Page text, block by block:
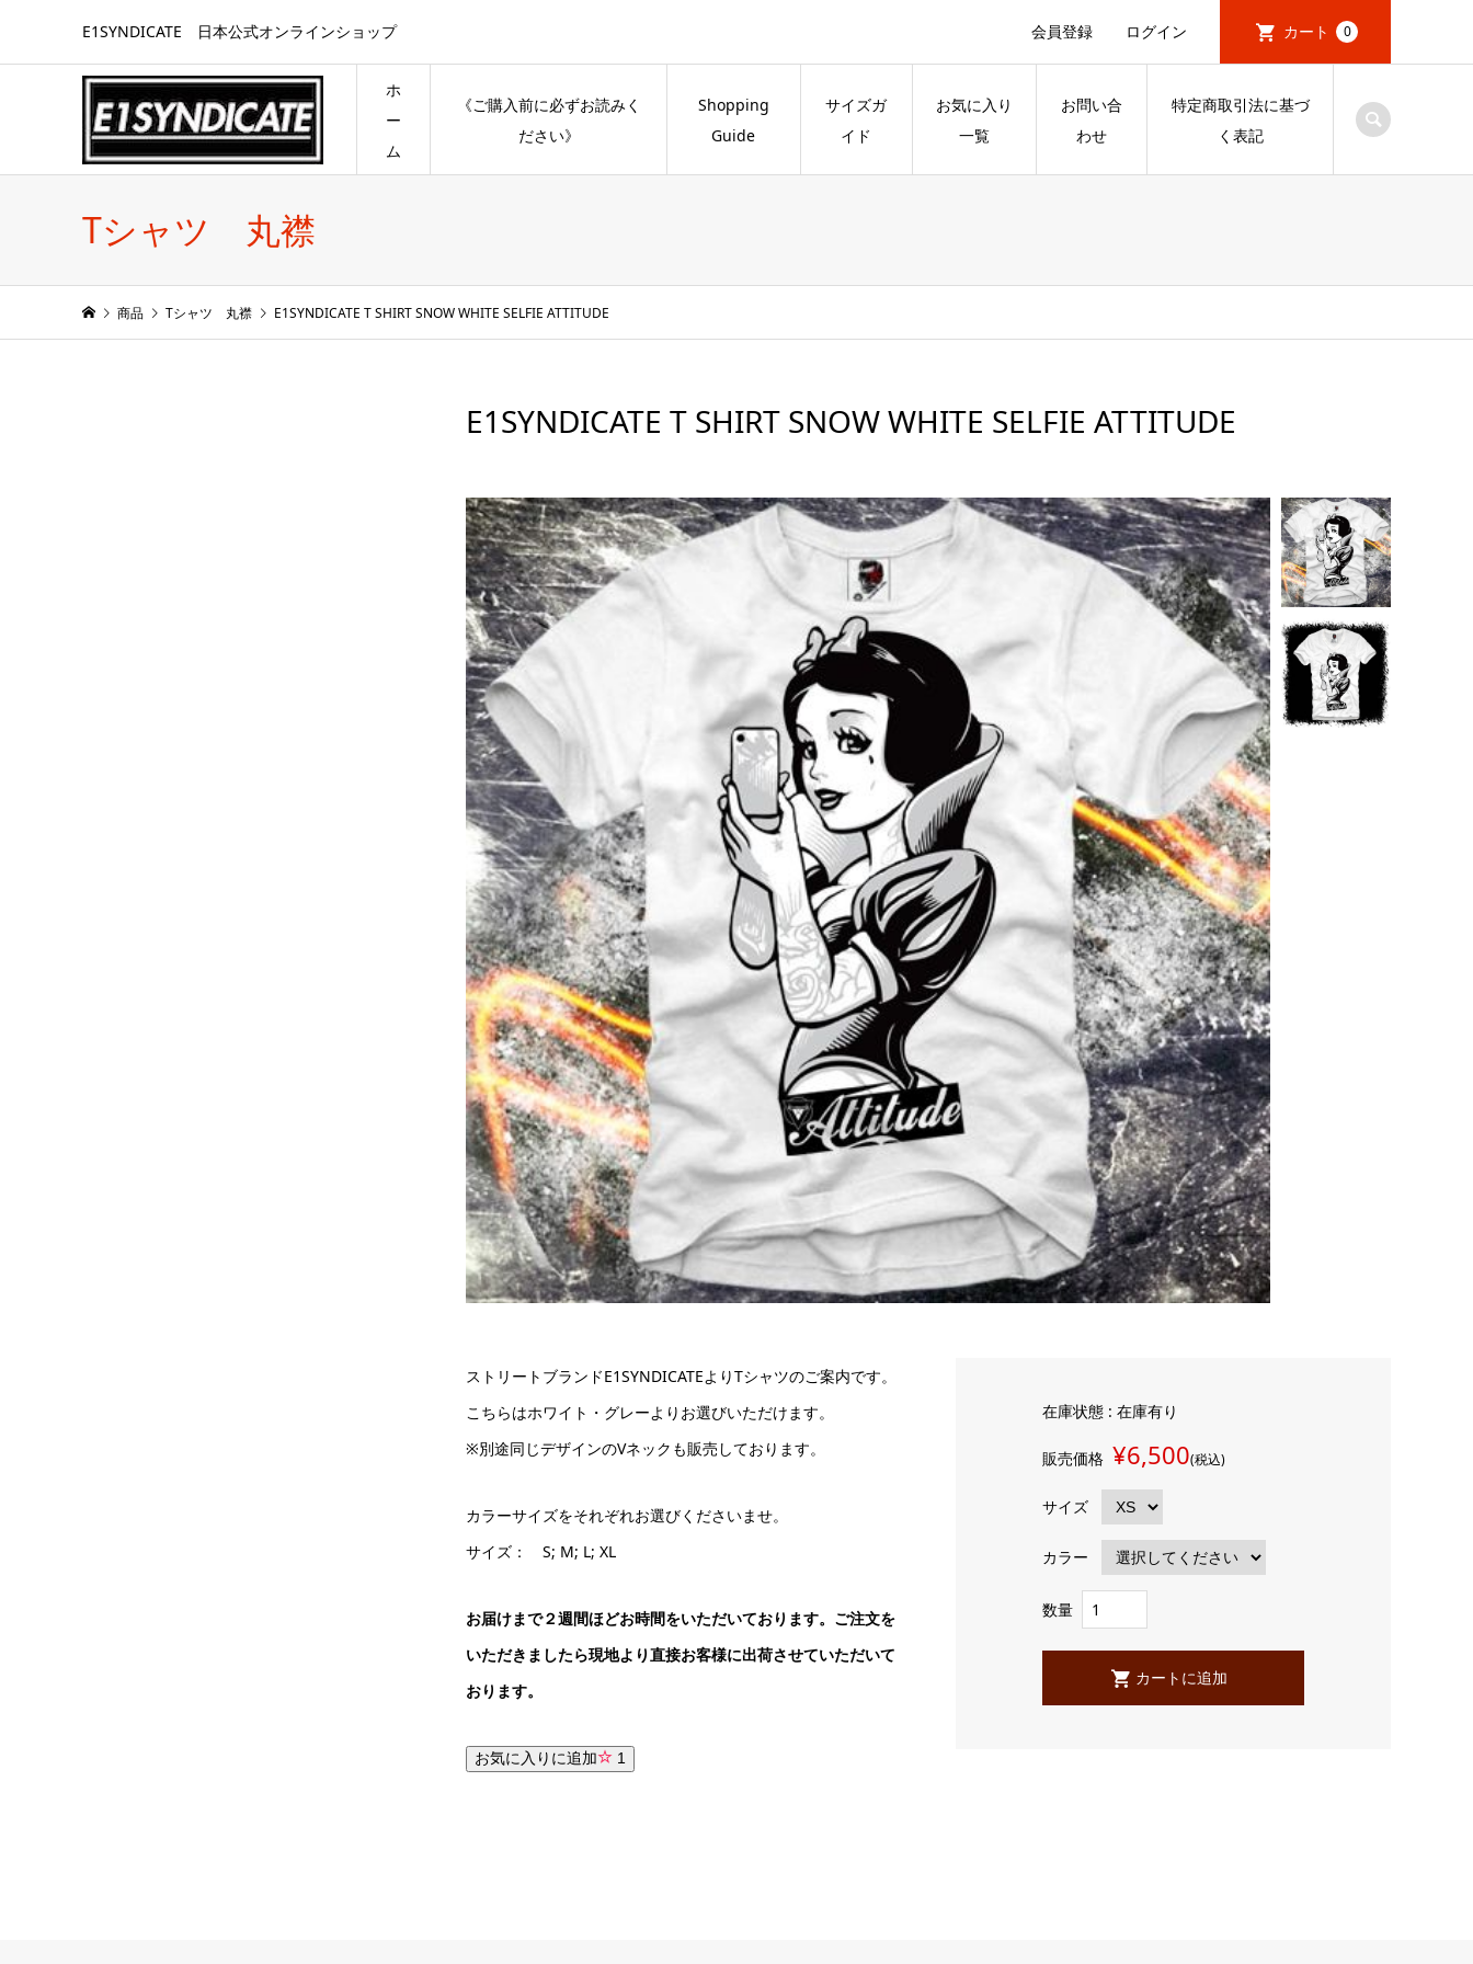
E1SYNDICATE 日本公式オンラインショップ 会員登録 ログイン カート 0
ホ
ー
ム
《ご購入前に必ずお読みく
ださい》
Shopping
Guide
サイズガ
イド
お気に入り
一覧
お問い合
わせ
特定商取引法に基づ
く表記
Tシャツ 丸襟
商品 Tシャツ 丸襟 E1SYNDICATE T SHIRT SNOW WHITE SELFIE ATTITUDE
E1SYNDICATE T SHIRT SNOW WHITE SELFIE ATTITUDE
ストリートブランドE1SYNDICATEよりTシャツのご案内です。
こちらはホワイト・グレーよりお選びいただけます。
※別途同じデザインのVネックも販売しております。
カラーサイズをそれぞれお選びくださいませ。
サイズ： S; M; L; XL
お届けまで２週間ほどお時間をいただいております。ご注文を
いただきましたら現地より直接お客様に出荷させていただいて
おります。
お気に入りに追加 1
在庫状態 : 在庫有り
販売価格 ¥6,500(税込)
サイズ
カラー
数量